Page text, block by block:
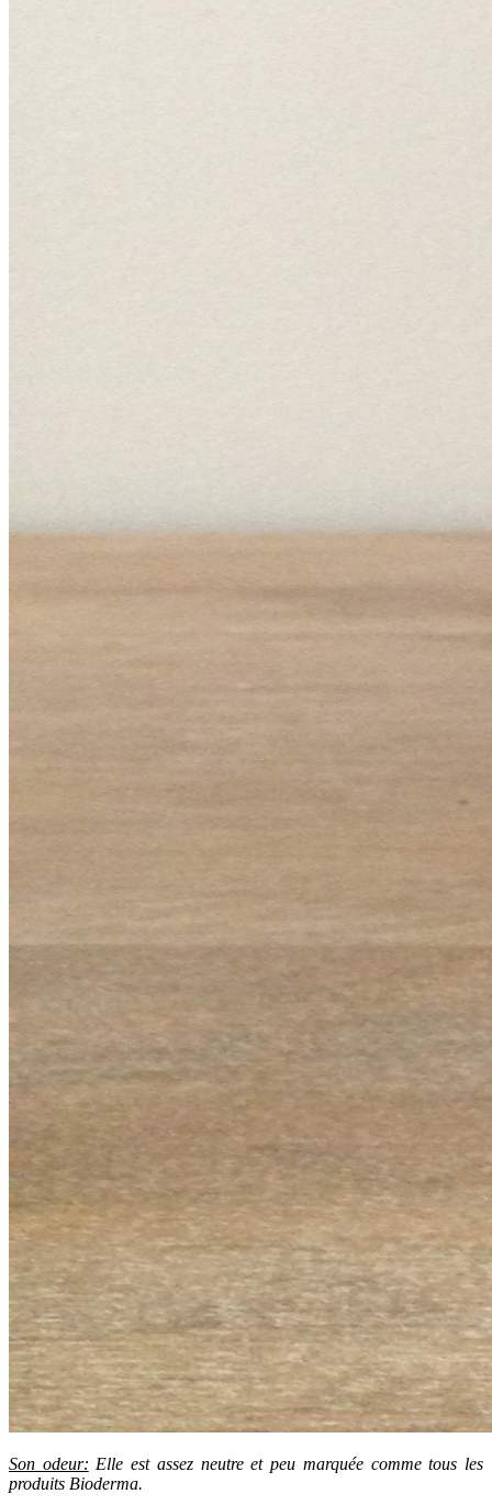
Son odeur: Elle est assez neutre et peu marquée comme tous les
produits Bioderma.